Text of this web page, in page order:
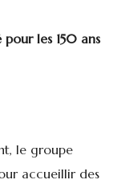
les 150 ans
le groupe
accueillir des